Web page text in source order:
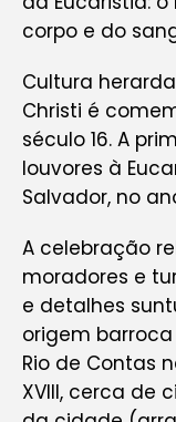
corpo e do
Cultura
Christi é
século 16. A
louvores à
Salvador, no
A celebração
moradores e
e detalhes
origem
Rio de Contas
XVIII, cerca de